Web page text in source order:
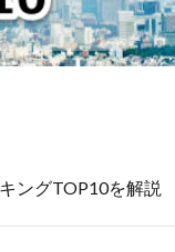
ングTOP10を解説